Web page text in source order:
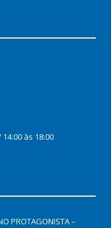
às 18:00
PROTAGONISTA –